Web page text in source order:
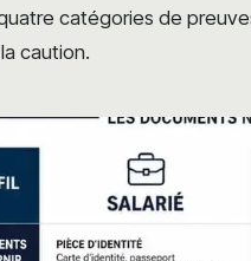
catégories de
caution.